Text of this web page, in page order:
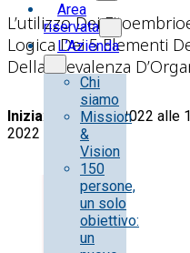
Area
riservata
L’Azienda
Chi
siamo
Mission
&
Vision
150
persone,
un solo
obiettivo:
un
L’utilizzo Dei
Logica Dei 5 Elementi
Della Prevalenza
Inizia: 20 Ottobre 2022 alle
2022 alle 15:00